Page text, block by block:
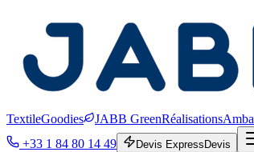
TextileGoodies JABB GreenRéalisations
+33 1 84 80 14 49
Devis Express Devis